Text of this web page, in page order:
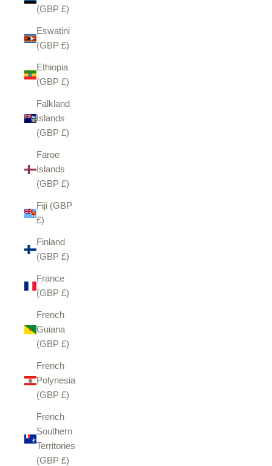
(GBP £)
Eswatini
(GBP £)
Ethiopia
(GBP £)
Falkland
Islands
(GBP £)
Faroe
Islands
(GBP £)
Fiji (GBP
£)
Finland
(GBP £)
France
(GBP £)
French
Guiana
(GBP £)
French
Polynesia
(GBP £)
French
Southern
Territories
(GBP £)